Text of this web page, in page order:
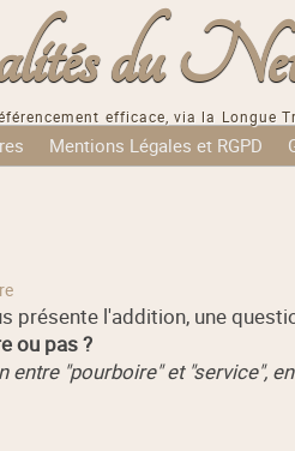
du Net
efficace, via la Longue
Mentions Légales et RGPD
présente l'addition, une
ou pas ?
"pourboire" et "service",